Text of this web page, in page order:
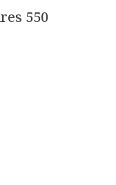
550